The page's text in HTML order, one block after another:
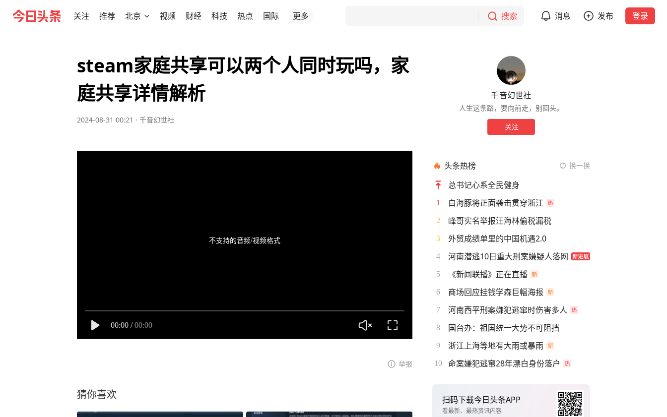
关注 推荐 北京 视频 财经 科技 热点 国际 更多 搜索 消息 发布 登录
steam家庭共享可以两个人同时玩吗，家
庭共享详情解析
2024-08-31 00:21 · 千音幻世社
不支持的音频/视频格式
00:00 / 00:00
举报
猜你喜欢
千音幻世社
人生这条路，要向前走，别回头。
关注
头条热榜 换一换
总书记心系全民健身
1 白海豚将正面袭击贯穿浙江
2 峰哥实名举报汪海林偷税漏税
3 外贸成绩单里的中国机遇2.0
4 河南潜逃10日重大刑案嫌疑人落网
5 《新闻联播》正在直播
6 商场回应挂钱学森巨幅海报
7 河南西平刑案嫌犯逃窜时伤害多人
8 国台办：祖国统一大势不可阻挡
9 浙江上海等地有大雨或暴雨
10 命案嫌犯逃窜28年漂白身份落户
扫码下载今日头条APP
看最新、最热资讯内容